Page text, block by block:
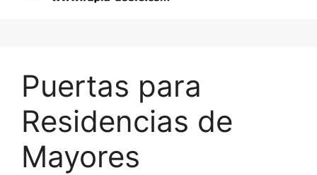
Puertas para
Residencias de
Mayores